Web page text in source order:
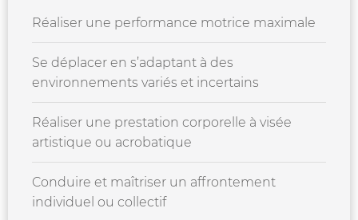
Réaliser une performance motrice maximale
Se déplacer en s’adaptant à des
environnements variés et incertains
Réaliser une prestation corporelle à visée
artistique ou acrobatique
Conduire et maîtriser un affrontement
individuel ou collectif